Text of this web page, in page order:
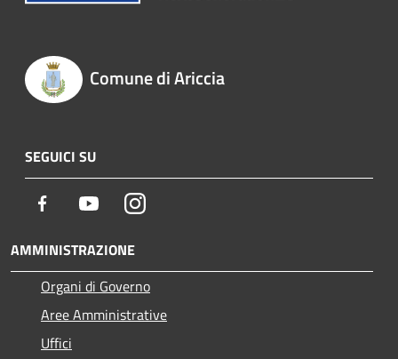
Comune di Ariccia
SEGUICI SU
Facebook YoutubeInstagram
AMMINISTRAZIONE
Organi di Governo
Aree Amministrative
Uffici